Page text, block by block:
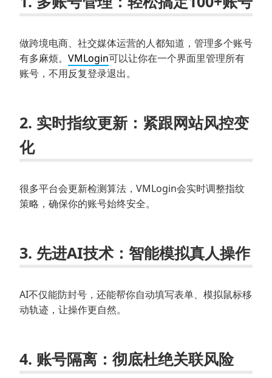
做跨境电商、社交媒体运营的人都知道，管理多个账号
有多麻烦。 VMLogin可以让你在一个界面里管理所有
账号，不用反复登录退出。
2. 实时指纹更新 ：紧跟网站风控变
化
很多平台会更新检测算法，VMLogin会实时调整指纹
策略，确保你的账号始终安全。
3. 先进AI技术：智能模拟真人操作
AI不仅能防封号，还能帮你自动填写表单、模拟鼠标移
动轨迹，让操作更自然。
4. 账号隔离 ：彻底杜绝关联风险